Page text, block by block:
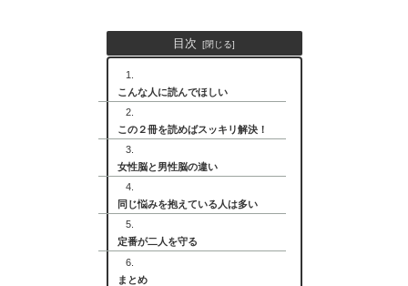
目次
こんな人に読んでほしい
この２冊を読めばスッキリ解決！
女性脳と男性脳の違い
同じ悩みを抱えている人は多い
定番が二人を守る
まとめ